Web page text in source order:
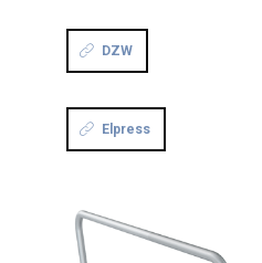
DZW
Elpress